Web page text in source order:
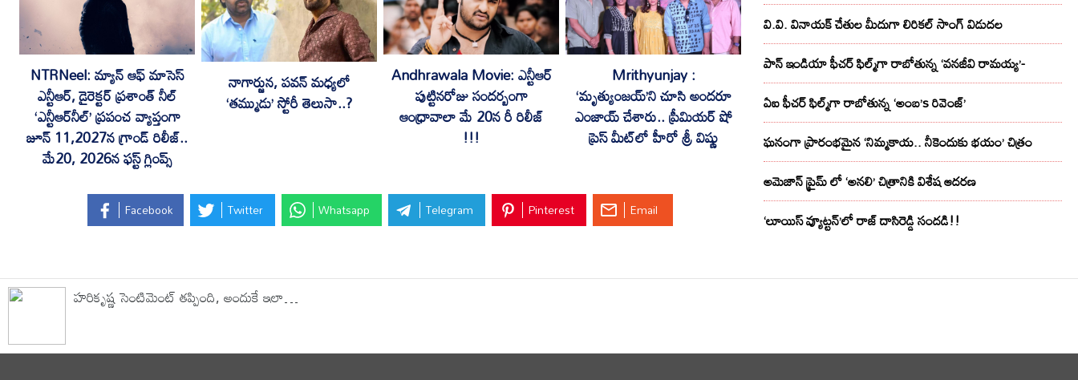
NTRNeel: మ్యాన్ ఆఫ్ మాసెస్
ఎన్టీఆర్‌, డైరెక్ట‌ర్ ప్ర‌శాంత్ నీల్‌
‘ఎన్టీఆర్‌నీల్‌’ ప్ర‌పంచ వ్యాప్తంగా
జూన్ 11,2027న‌ గ్రాండ్ రిలీజ్‌..
మే20, 2026న ఫ‌స్ట్ గ్లింప్స్‌
నాగార్జున, పవన్ మధ్యలో
‘తమ్ముడు’ స్టోరీ తెలుసా..?
Andhrawala Movie: ఎన్టీఆర్
పుట్టినరోజు సందర్బంగా
ఆంధ్రావాలా మే 20న రీ రిలీజ్
!!!
Mrithyunjay :
‘మృత్యుంజయ్’ని చూసి అందరూ
ఎంజాయ్ చేశారు.. ప్రీమియర్ షో
ప్రెస్ మీట్‌లో హీరో శ్రీ విష్ణు
Facebook Twitter Whatsapp Telegram Pinterest Email
వి.వి. వినాయక్ చేతుల మీదుగా లిరికల్ సాంగ్ విడుదల
పాన్ ఇండియా ఫీచర్ ఫిల్మ్‌గా రాబోతున్న ‘వనజీవి రామయ్య’-
ఏఐ ఫీచర్ ఫిల్మ్‌గా రాబోతున్న ‘అంబ’s రివెంజ్’
ఘనంగా ప్రారంభమైన ‘నిమ్మకాయ.. నీకెందుకు భయం’ చిత్రం
అమెజాన్ ప్రైమ్ లో ‘అనలి’ చిత్రానికి విశేష ఆదరణ
‘లూయిస్ వ్యూట్టన్’లో రాజ్ దాసిరెడ్డి సందడి!!
హరికృష్ణ సెంటిమెంట్ తప్పింది, అందుకే ఇలా…